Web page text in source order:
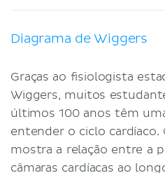
Diagrama de Wiggers
Graças ao fisiologista
Wiggers, muitos
últimos 100 anos têm
entender o ciclo cardíaco.
mostra a relação entre a
câmaras cardíacas ao